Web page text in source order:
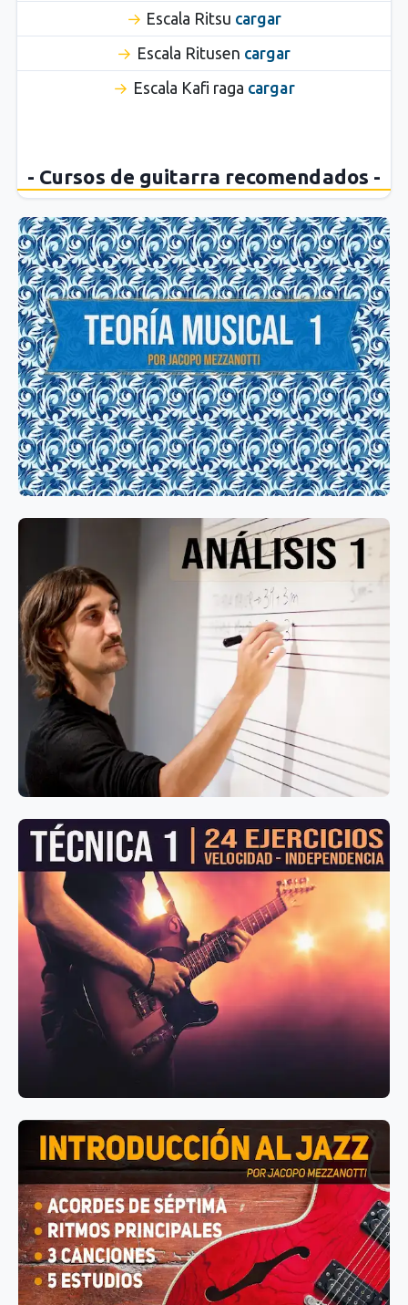
Escala Ritsu cargar
Escala Ritusen cargar
Escala Kafi raga cargar
- Cursos de guitarra recomendados -